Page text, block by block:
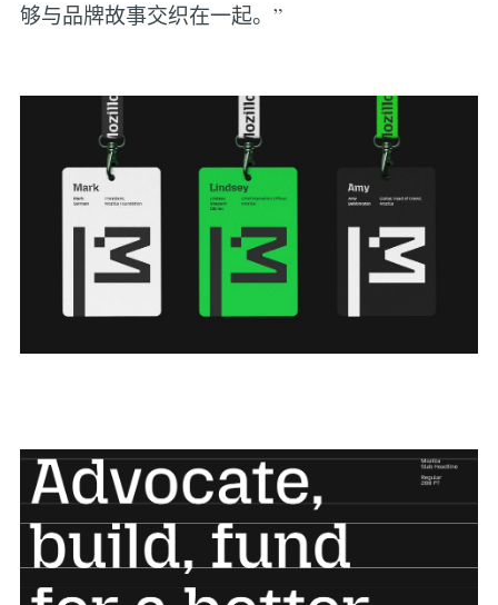
够与品牌故事交织在一起。”